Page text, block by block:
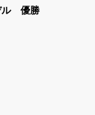
ル 優勝